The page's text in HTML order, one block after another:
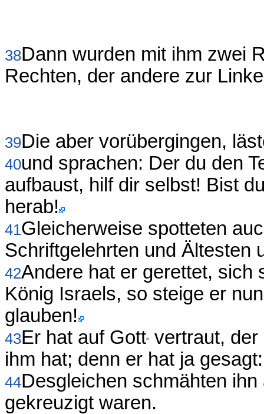
38Dann wurden mit ihm zwei
Rechten, der andere zur
39Die aber vorübergingen,
40und sprachen: Der du den
aufbaust, hilf dir selbst! Bist
herab!
41Gleicherweise spotteten
Schriftgelehrten und Ältesten
42Andere hat er gerettet, sich
König Israels, so steige er
glauben!
43Er hat auf Gott vertraut,
ihm hat; denn er hat ja
44Desgleichen schmähten
gekreuzigt waren.